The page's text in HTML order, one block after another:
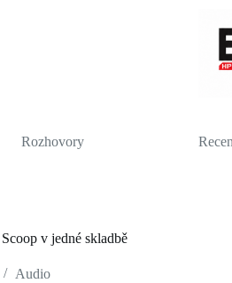
Rozhovory
v jedné skladbě
Audio